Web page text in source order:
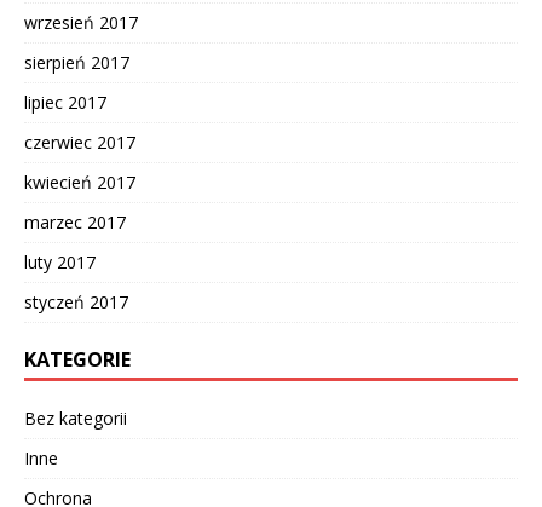
wrzesień 2017
sierpień 2017
lipiec 2017
czerwiec 2017
kwiecień 2017
marzec 2017
luty 2017
styczeń 2017
KATEGORIE
Bez kategorii
Inne
Ochrona